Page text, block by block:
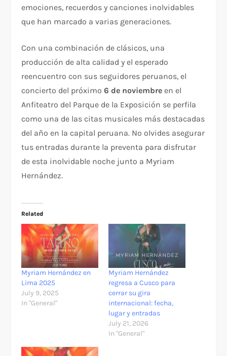
emociones, recuerdos y canciones inolvidables
que han marcado a varias generaciones.
Con una combinación de clásicos, una
producción de alta calidad y el esperado
reencuentro con sus seguidores peruanos, el
concierto del próximo6 de noviembre en el
Anfiteatro del Parque de la Exposición se perfila
como una de las citas musicales más destacadas
del año en la capital peruana. No olvides asegurar
tus entradas durante la preventa para disfrutar
de esta inolvidable noche junto a Myriam
Hernández.
Related
Myriam Hernández en
Lima 2025
July 9, 2025
In "General"
Myriam Hernández
regresa a Cusco para
cerrar su gira
internacional: fecha,
lugar y entradas
July 21, 2026
In "General"